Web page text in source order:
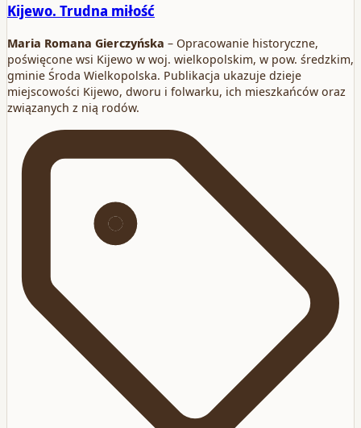
Kijewo. Trudna miłość
Maria Romana Gierczyńska – Opracowanie historyczne,
poświęcone wsi Kijewo w woj. wielkopolskim, w pow. średzkim,
gminie Środa Wielkopolska. Publikacja ukazuje dzieje
miejscowości Kijewo, dworu i folwarku, ich mieszkańców oraz
związanych z nią rodów.